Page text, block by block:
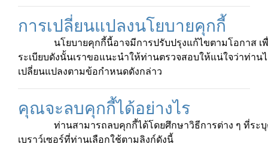
การเปลี่ยนแปลงนโยบายคุกกี้
นโยบายคุกกี้นี้อาจมีการปรับปรุงแก้ไขตามโอกาส เพื่
ระเบียบดังนั้นเราขอแนะนำให้ท่านตรวจสอบให้แน่ใจว่าท่านไ
เปลี่ยนแปลงตามข้อกำหนดดังกล่าว
คุณจะลบคุกกี้ได้อย่างไร
ท่านสามารถลบคุกกี้ได้โดยศึกษาวิธีการต่าง ๆ ที่ระบุต
เบราว์เซอร์ที่ท่านเลือกใช้ตามลิงก์ดังนี้